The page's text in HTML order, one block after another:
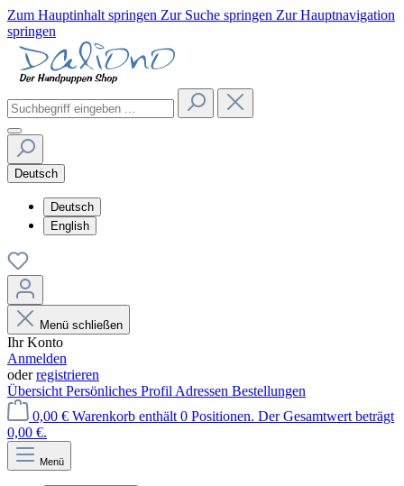
Zum Hauptinhalt springen Zur Suche springen Zur Hauptnavigation
springen
Deutsch
Deutsch
English
Menü schließen
Ihr Konto
Anmelden
oderregistrieren
Übersicht Persönliches Profil Adressen Bestellungen
0,00 € Warenkorb enthält 0 Positionen. Der Gesamtwert beträgt
0,00 €.
Menü